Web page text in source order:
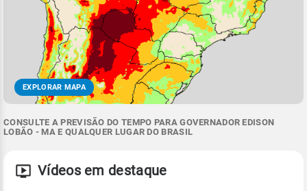
EXPLORAR MAPA
CONSULTE A PREVISÃO DO TEMPO PARA GOVERNADOR EDISON
LOBÃO - MA E QUALQUER LUGAR DO BRASIL
Vídeos em destaque